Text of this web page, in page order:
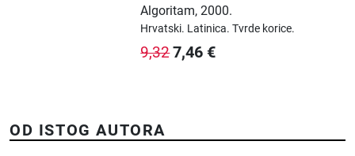
Algoritam,2000.
Hrvatski. Latinica.Tvrde korice.
9,327,46 €
OD ISTOG AUTORA